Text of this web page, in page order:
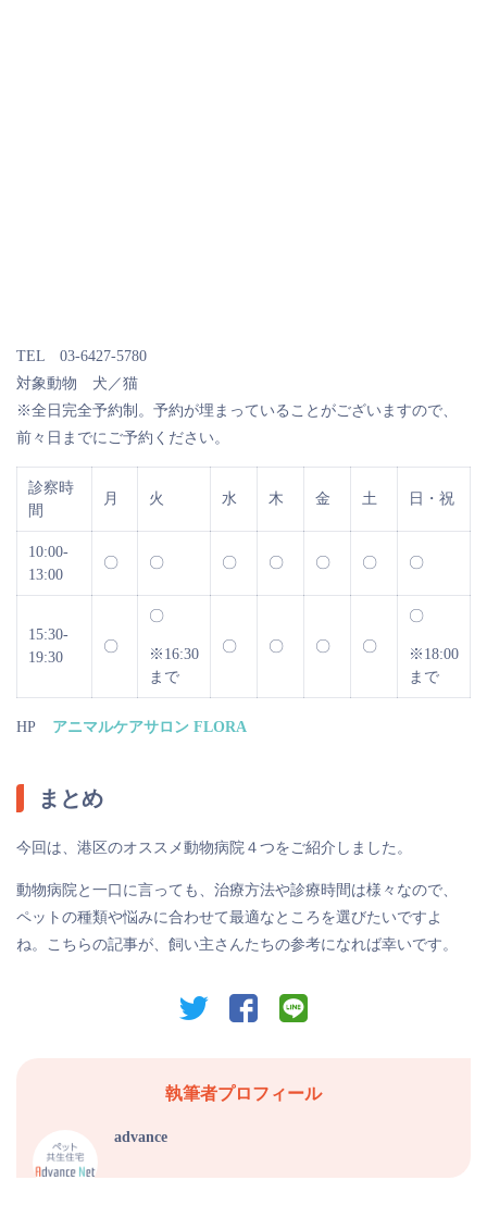
TEL 03-6427-5780
対象動物 犬／猫
※全日完全予約制。予約が埋まっていることがございますので、
前々日までにご予約ください。
診察時
間
月 火 水 木 金 土 日・祝
10:00-
13:00
〇 〇 〇 〇 〇 〇 〇
15:30-
19:30
〇
〇
※16:30
まで
〇 〇 〇 〇
〇
※18:00
まで
HP アニマルケアサロン FLORA
まとめ
今回は、港区のオススメ動物病院４つをご紹介しました。
動物病院と一口に言っても、治療方法や診療時間は様々なので、
ペットの種類や悩みに合わせて最適なところを選びたいですよ
ね。こちらの記事が、飼い主さんたちの参考になれば幸いです。
twitter facebook
執筆者プロフィール
advance